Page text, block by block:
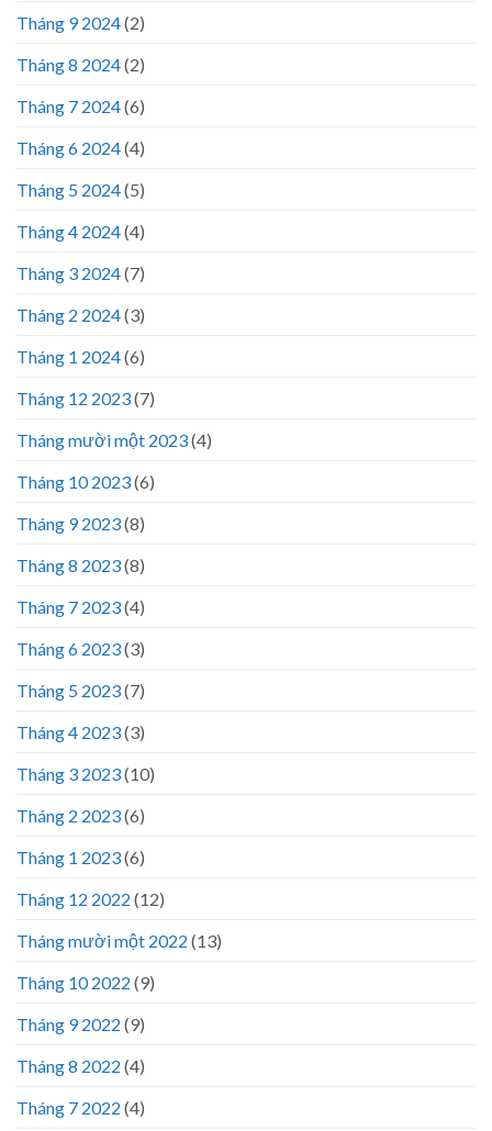
Tháng 9 2024(2)
Tháng 8 2024(2)
Tháng 7 2024(6)
Tháng 6 2024(4)
Tháng 5 2024(5)
Tháng 4 2024(4)
Tháng 3 2024(7)
Tháng 2 2024(3)
Tháng 1 2024(6)
Tháng 12 2023(7)
Tháng mười một 2023(4)
Tháng 10 2023(6)
Tháng 9 2023(8)
Tháng 8 2023(8)
Tháng 7 2023(4)
Tháng 6 2023(3)
Tháng 5 2023(7)
Tháng 4 2023(3)
Tháng 3 2023(10)
Tháng 2 2023(6)
Tháng 1 2023(6)
Tháng 12 2022 (12)
Tháng mười một 2022 (13)
Tháng 10 2022 (9)
Tháng 9 2022 (9)
Tháng 8 2022 (4)
Tháng 7 2022 (4)